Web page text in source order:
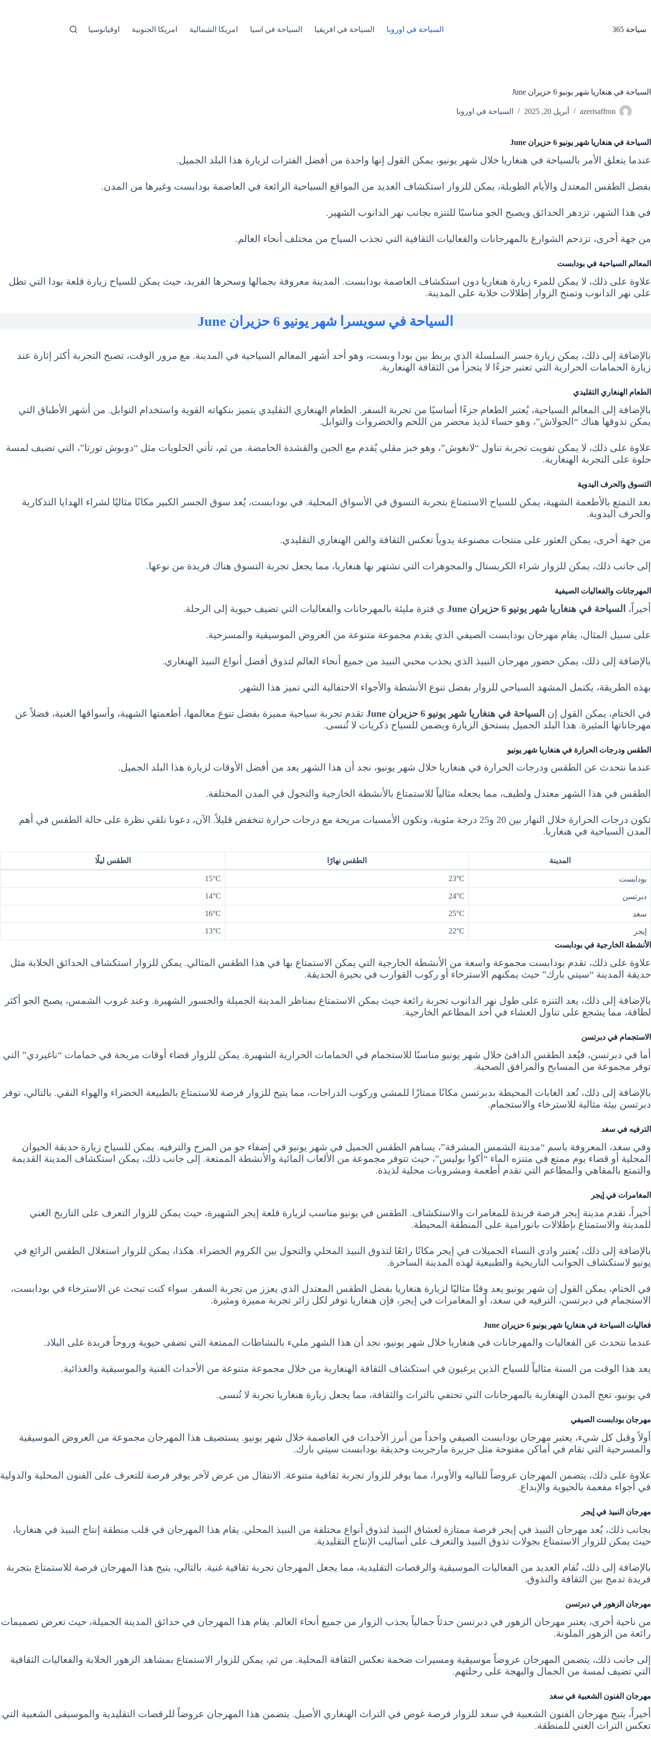
سياحة 365 السياحة في اوروبا السياحة في افريقيا السياحة في اسيا امريكا الشمالية امريكا الجنوبية اوقيانوسيا
السياحة في هنغاريا شهر يونيو 6 حزيران June
azerisaffron أبريل 20, 2025 السياحة في اوروبا
السياحة في هنغاريا شهر يونيو 6 حزيران June
عندما يتعلق الأمر بالسياحة في هنغاريا خلال شهر يونيو، يمكن القول إنها واحدة من أفضل الفترات لزيارة هذا البلد الجميل.
بفضل الطقس المعتدل والأيام الطويلة، يمكن للزوار استكشاف العديد من المواقع السياحية الرائعة في العاصمة بودابست وغيرها من المدن.
في هذا الشهر، تزدهر الحدائق ويصبح الجو مناسبًا للتنزه بجانب نهر الدانوب الشهير.
من جهة أخرى، تزدحم الشوارع بالمهرجانات والفعاليات الثقافية التي تجذب السياح من مختلف أنحاء العالم.
المعالم السياحية في بودابست
علاوة على ذلك، لا يمكن للمرء زيارة هنغاريا دون استكشاف العاصمة بودابست. المدينة معروفة بجمالها وسحرها الفريد، حيث يمكن للسياح زيارة قلعة بودا التي تطل
على نهر الدانوب وتمنح الزوار إطلالات خلابة على المدينة.
السياحة في سويسرا شهر يونيو 6 حزيران June
بالإضافة إلى ذلك، يمكن زيارة جسر السلسلة الذي يربط بين بودا وبست، وهو أحد أشهر المعالم السياحية في المدينة. مع مرور الوقت، تصبح التجربة أكثر إثارة عند
زيارة الحمامات الحرارية التي تعتبر جزءًا لا يتجزأ من الثقافة الهنغارية.
الطعام الهنغاري التقليدي
بالإضافة إلى المعالم السياحية، يُعتبر الطعام جزءًا أساسيًا من تجربة السفر. الطعام الهنغاري التقليدي يتميز بنكهاته القوية واستخدام التوابل. من أشهر الأطباق التي
يمكن تذوقها هناك “الجولاش”، وهو حساء لذيذ محضر من اللحم والخضروات والتوابل.
علاوة على ذلك، لا يمكن تفويت تجربة تناول “لانغوش”، وهو خبز مقلي يُقدم مع الجبن والقشدة الحامضة. من ثم، تأتي الحلويات مثل “دوبوش تورتا”، التي تضيف لمسة
حلوة على التجربة الهنغارية.
التسوق والحرف اليدوية
بعد التمتع بالأطعمة الشهية، يمكن للسياح الاستمتاع بتجربة التسوق في الأسواق المحلية. في بودابست، يُعد سوق الجسر الكبير مكانًا مثاليًا لشراء الهدايا التذكارية
والحرف اليدوية.
من جهة أخرى، يمكن العثور على منتجات مصنوعة يدوياً تعكس الثقافة والفن الهنغاري التقليدي.
إلى جانب ذلك، يمكن للزوار شراء الكريستال والمجوهرات التي تشتهر بها هنغاريا، مما يجعل تجربة التسوق هناك فريدة من نوعها.
المهرجانات والفعاليات الصيفية
أخيراً، السياحة في هنغاريا شهر يونيو 6 حزيران June ي فترة مليئة بالمهرجانات والفعاليات التي تضيف حيوية إلى الرحلة.
على سبيل المثال، يقام مهرجان بودابست الصيفي الذي يقدم مجموعة متنوعة من العروض الموسيقية والمسرحية.
بالإضافة إلى ذلك، يمكن حضور مهرجان النبيذ الذي يجذب محبي النبيذ من جميع أنحاء العالم لتذوق أفضل أنواع النبيذ الهنغاري.
بهذه الطريقة، يكتمل المشهد السياحي للزوار بفضل تنوع الأنشطة والأجواء الاحتفالية التي تميز هذا الشهر.
في الختام، يمكن القول إن السياحة في هنغاريا شهر يونيو 6 حزيران June
تقدم تجربة سياحية مميزة بفضل تنوع معالمها، أطعمتها الشهية، وأسواقها الغنية، فضلاً عن
مهرجاناتها المثيرة. هذا البلد الجميل يستحق الزيارة ويضمن للسياح ذكريات لا تُنسى.
الطقس ودرجات الحرارة في هنغاريا شهر يونيو
عندما نتحدث عن الطقس ودرجات الحرارة في هنغاريا خلال شهر يونيو، نجد أن هذا الشهر يعد من أفضل الأوقات لزيارة هذا البلد الجميل.
الطقس في هذا الشهر معتدل ولطيف، مما يجعله مثالياً للاستمتاع بالأنشطة الخارجية والتجول في المدن المختلفة.
تكون درجات الحرارة خلال النهار بين 20 و25 درجة مئوية، وتكون الأمسيات مريحة مع درجات حرارة تنخفض قليلاً. الآن، دعونا نلقي نظرة على حالة الطقس في أهم
المدن السياحية في هنغاريا.
المدينة الطقس نهارًا الطقس ليلًا
بودابست 23°C
15°C
دبرتسن 24°C
14°C
سغد 25°C
16°C
إيجر 22°C
13°C
الأنشطة الخارجية في بودابست
علاوة على ذلك، تقدم بودابست مجموعة واسعة من الأنشطة الخارجية التي يمكن الاستمتاع بها في هذا الطقس المثالي. يمكن للزوار استكشاف الحدائق الخلابة مثل
حديقة المدينة “سيتي بارك” حيث يمكنهم الاسترخاء أو ركوب القوارب في بحيرة الحديقة.
بالإضافة إلى ذلك، يعد التنزه على طول نهر الدانوب تجربة رائعة حيث يمكن الاستمتاع بمناظر المدينة الجميلة والجسور الشهيرة. وعند غروب الشمس، يصبح الجو أكثر
لطافة، مما يشجع على تناول العشاء في أحد المطاعم الخارجية.
الاستجمام في دبرتسن
أما في دبرتسن، فيُعد الطقس الدافئ خلال شهر يونيو مناسبًا للاستجمام في الحمامات الحرارية الشهيرة. يمكن للزوار قضاء أوقات مريحة في حمامات “ناغيردي” التي
توفر مجموعة من المسابح والمرافق الصحية.
بالإضافة إلى ذلك، تُعد الغابات المحيطة بدبرتسن مكانًا ممتازًا للمشي وركوب الدراجات، مما يتيح للزوار فرصة للاستمتاع بالطبيعة الخضراء والهواء النقي. بالتالي، توفر
دبرتسن بيئة مثالية للاسترخاء والاستجمام.
الترفيه في سغد
وفي سغد، المعروفة باسم “مدينة الشمس المشرقة”، يساهم الطقس الجميل في شهر يونيو في إضفاء جو من المرح والترفيه. يمكن للسياح زيارة حديقة الحيوان
المحلية أو قضاء يوم ممتع في متنزه الماء “أكوا بوليس”، حيث تتوفر مجموعة من الألعاب المائية والأنشطة الممتعة. إلى جانب ذلك، يمكن استكشاف المدينة القديمة
والتمتع بالمقاهي والمطاعم التي تقدم أطعمة ومشروبات محلية لذيذة.
المغامرات في إيجر
أخيراً، تقدم مدينة إيجر فرصة فريدة للمغامرات والاستكشاف. الطقس في يونيو مناسب لزيارة قلعة إيجر الشهيرة، حيث يمكن للزوار التعرف على التاريخ الغني
للمدينة والاستمتاع بإطلالات بانورامية على المنطقة المحيطة.
بالإضافة إلى ذلك، يُعتبر وادي النساء الجميلات في إيجر مكانًا رائعًا لتذوق النبيذ المحلي والتجول بين الكروم الخضراء. هكذا، يمكن للزوار استغلال الطقس الرائع في
يونيو لاستكشاف الجوانب التاريخية والطبيعية لهذه المدينة الساحرة.
في الختام، يمكن القول إن شهر يونيو يعد وقتًا مثاليًا لزيارة هنغاريا بفضل الطقس المعتدل الذي يعزز من تجربة السفر. سواء كنت تبحث عن الاسترخاء في بودابست،
الاستجمام في دبرتسن، الترفيه في سغد، أو المغامرات في إيجر، فإن هنغاريا توفر لكل زائر تجربة مميزة ومثيرة.
فعاليات السياحة في هنغاريا شهر يونيو 6 حزيران June
عندما نتحدث عن الفعاليات والمهرجانات في هنغاريا خلال شهر يونيو، نجد أن هذا الشهر مليء بالنشاطات الممتعة التي تضفي حيوية وروحاً فريدة على البلاد.
يعد هذا الوقت من السنة مثالياً للسياح الذين يرغبون في استكشاف الثقافة الهنغارية من خلال مجموعة متنوعة من الأحداث الفنية والموسيقية والغذائية.
في يونيو، تعج المدن الهنغارية بالمهرجانات التي تحتفي بالتراث والثقافة، مما يجعل زيارة هنغاريا تجربة لا تُنسى.
مهرجان بودابست الصيفي
أولاً وقبل كل شيء، يعتبر مهرجان بودابست الصيفي واحداً من أبرز الأحداث في العاصمة خلال شهر يونيو. يستضيف هذا المهرجان مجموعة من العروض الموسيقية
والمسرحية التي تقام في أماكن مفتوحة مثل جزيرة مارجريت وحديقة بودابست سيتي بارك.
علاوة على ذلك، يتضمن المهرجان عروضاً للباليه والأوبرا، مما يوفر للزوار تجربة ثقافية متنوعة. الانتقال من عرض لآخر يوفر فرصة للتعرف على الفنون المحلية والدولية
في أجواء مفعمة بالحيوية والإبداع.
مهرجان النبيذ في إيجر
بجانب ذلك، يُعد مهرجان النبيذ في إيجر فرصة ممتازة لعشاق النبيذ لتذوق أنواع مختلفة من النبيذ المحلي. يقام هذا المهرجان في قلب منطقة إنتاج النبيذ في هنغاريا،
حيث يمكن للزوار الاستمتاع بجولات تذوق النبيذ والتعرف على أساليب الإنتاج التقليدية.
بالإضافة إلى ذلك، تُقام العديد من الفعاليات الموسيقية والرقصات التقليدية، مما يجعل المهرجان تجربة ثقافية غنية. بالتالي، يتيح هذا المهرجان فرصة للاستمتاع بتجربة
فريدة تدمج بين الثقافة والتذوق.
مهرجان الزهور في دبرتسن
من ناحية أخرى، يعتبر مهرجان الزهور في دبرتسن حدثاً جمالياً يجذب الزوار من جميع أنحاء العالم. يقام هذا المهرجان في حدائق المدينة الجميلة، حيث تعرض تصميمات
رائعة من الزهور الملونة.
إلى جانب ذلك، يتضمن المهرجان عروضاً موسيقية ومسيرات ضخمة تعكس الثقافة المحلية. من ثم، يمكن للزوار الاستمتاع بمشاهد الزهور الخلابة والفعاليات الثقافية
التي تضيف لمسة من الجمال والبهجة على رحلتهم.
مهرجان الفنون الشعبية في سغد
أخيراً، يتيح مهرجان الفنون الشعبية في سغد للزوار فرصة غوص في التراث الهنغاري الأصيل. يتضمن هذا المهرجان عروضاً للرقصات التقليدية والموسيقى الشعبية التي
تعكس التراث الغني للمنطقة.